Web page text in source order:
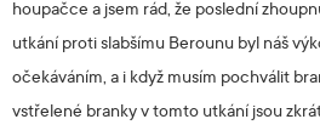
houpačce a jsem rád, že poslední
utkání proti slabšímu Berounu byl náš
očekáváním, a i když musím pochválit
vstřelené branky v tomto utkání jsou